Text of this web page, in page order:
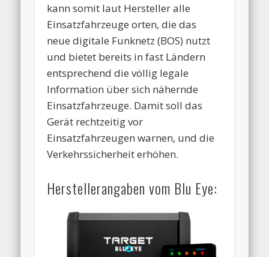
kann somit laut Hersteller alle
Einsatzfahrzeuge orten, die das
neue digitale Funknetz (BOS) nutzt
und bietet bereits in fast Ländern
entsprechend die völlig legale
Information über sich nähernde
Einsatzfahrzeuge. Damit soll das
Gerät rechtzeitig vor
Einsatzfahrzeugen warnen, und die
Verkehrssicherheit erhöhen.
Herstellerangaben vom Blu Eye: